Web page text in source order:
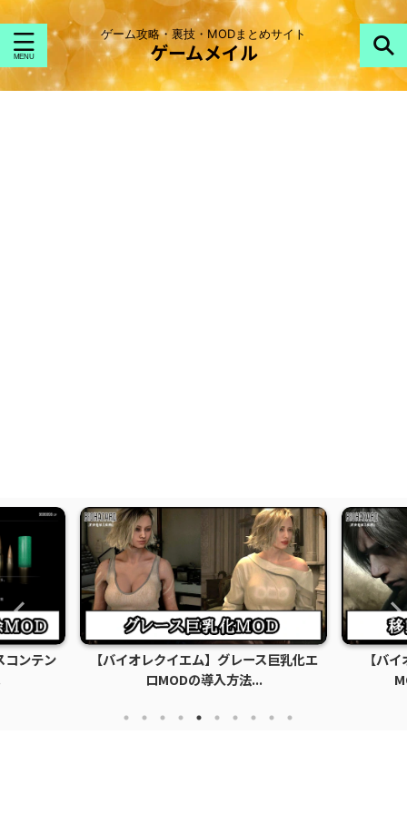
ゲーム攻略・裏技・MODまとめサイト
ゲームメイル
コンテン
【バイオレクイエム】グレース巨乳化エ
ロMODの導入方法...
【バ